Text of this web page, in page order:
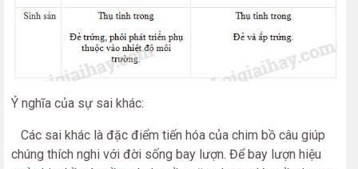
Ý nghĩa của sự sai khác:
Các sai khác là đặc điểm tiến hóa của chim bồ câu giúp
chúng thích nghi với đời sống bay lượn. Để bay lượn hiệu